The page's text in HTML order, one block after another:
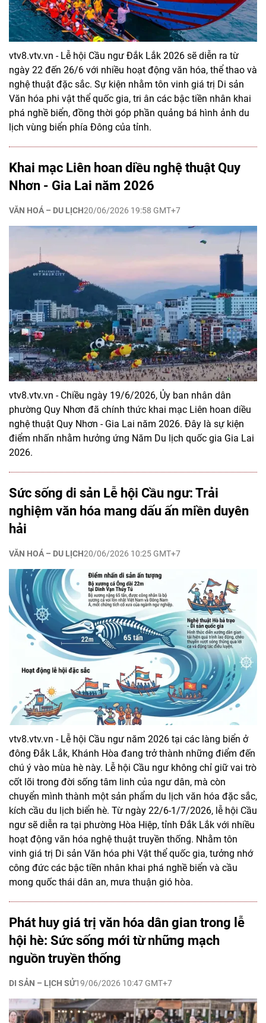
vtv8.vtv.vn - Lễ hội Cầu ngư Đắk Lắk 2026 sẽ diễn ra từ
ngày 22 đến 26/6 với nhiều hoạt động văn hóa, thể thao và
nghệ thuật đặc sắc. Sự kiện nhằm tôn vinh giá trị Di sản
Văn hóa phi vật thể quốc gia, tri ân các bậc tiền nhân khai
phá nghề biển, đồng thời góp phần quảng bá hình ảnh du
lịch vùng biển phía Đông của tỉnh.
Khai mạc Liên hoan diều nghệ thuật Quy
Nhơn - Gia Lai năm 2026
VĂN HOÁ – DU LỊCH20/06/2026 19:58 GMT+7
vtv8.vtv.vn - Chiều ngày 19/6/2026, Ủy ban nhân dân
phường Quy Nhơn đã chính thức khai mạc Liên hoan diều
nghệ thuật Quy Nhơn - Gia Lai năm 2026. Đây là sự kiện
điểm nhấn nhằm hưởng ứng Năm Du lịch quốc gia Gia Lai
2026.
Sức sống di sản Lễ hội Cầu ngư: Trải
nghiệm văn hóa mang dấu ấn miền duyên
hải
VĂN HOÁ – DU LỊCH20/06/2026 10:25 GMT+7
vtv8.vtv.vn - Lễ hội Cầu ngư năm 2026 tại các làng biển ở
đông Đắk Lắk, Khánh Hòa đang trở thành những điểm đến
chú ý vào mùa hè này. Lễ hội Cầu ngư không chỉ giữ vai trò
cốt lõi trong đời sống tâm linh của ngư dân, mà còn
chuyển mình thành một sản phẩm du lịch văn hóa đặc sắc,
kích cầu du lịch biển hè. Từ ngày 22/6-1/7/2026, lễ hội Cầu
ngư sẽ diễn ra tại phường Hòa Hiệp, tỉnh Đắk Lắk với nhiều
hoạt động văn hóa nghệ thuật truyền thống. Nhằm tôn
vinh giá trị Di sản Văn hóa phi Vật thể quốc gia, tưởng nhớ
công đức các bậc tiền nhân khai phá nghề biển và cầu
mong quốc thái dân an, mưa thuận gió hòa.
Phát huy giá trị văn hóa dân gian trong lễ
hội hè: Sức sống mới từ những mạch
nguồn truyền thống
DI SẢN – LỊCH SỬ19/06/2026 10:47 GMT+7